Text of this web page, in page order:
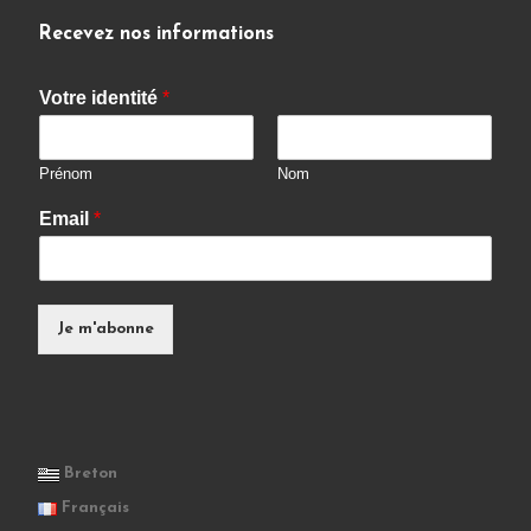
Recevez nos informations
Votre identité *
Prénom Nom
Email *
Je m'abonne
Breton
Français